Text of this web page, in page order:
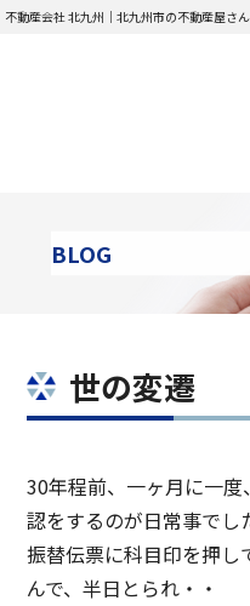
不動産会社 北九州｜北九州市の不動産屋さん
BLOG
世の変遷
30年程前、一ヶ月に一
認をするのが日常事でし
振替伝票に科目印を押し
んで、半日とられ・・